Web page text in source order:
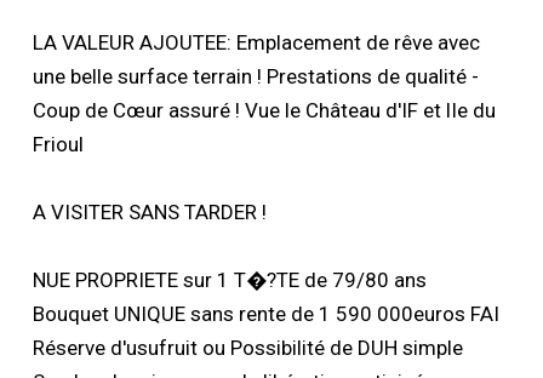
LA VALEUR AJOUTEE: Emplacement de rêve avec
une belle surface terrain ! Prestations de qualité -
Coup de Cœur assuré ! Vue le Château d'IF et lIe du
Frioul
A VISITER SANS TARDER !
NUE PROPRIETE sur 1 T�?TE de 79/80 ans
Bouquet UNIQUE sans rente de 1 590 000euros FAI
Réserve d'usufruit ou Possibilité de DUH simple